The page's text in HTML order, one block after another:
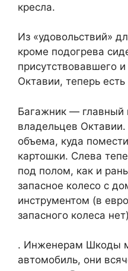
кресла.
Из «удовольствий»
кроме подогрева
присутствовавшего
Октавии, теперь
Багажник — главный
владельцев
объема, куда
картошки. Слева
под полом, как и
запасное колесо с
инструментом (в
запасного колеса
. Инженерам Шкоды
автомобиль, они